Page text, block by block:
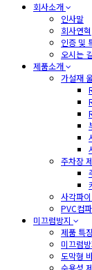
회사소개
인사말
회사연혁
인증 및
오시는 길
제품소개
가설재
주차장
사각파
PVC컴
미끄럼방지
제품 특징
미끄럼
도막형
수용성